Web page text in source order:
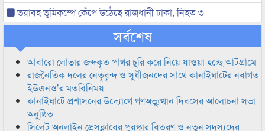
ভয়াবহ ভূমিকম্পে কেঁপে উঠেছে রাজধানী ঢাকা, নিহত ৩
সর্বশেষ
আবারো লোভার জব্দকৃত পাথর চুরি করে নিয়ে যাওয়া হচ্ছে আটগ্রামে
রাজনৈতিক দলের নেতৃবৃন্দ ও সুধীজনদের সাথে কানাইঘাটের নবাগত
ইউএনও’র মতবিনিময়
কানাইঘাটে প্রশাসনের উদ্যোগে গণঅভ্যুত্থান দিবসের আলোচনা সভা
অনুষ্ঠিত
সিলেট অনলাইন প্রেসক্লাবের পুরস্কার বিতরণ ও নতুন সদস্যদের